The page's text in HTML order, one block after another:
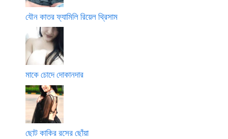
যৌন কাতর ফ্যামিলি রিয়েল থ্রিসাম
মাকে চোদে দোকানদার
ছোট কাকির রসের ছোঁয়া